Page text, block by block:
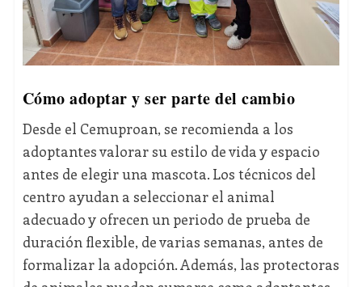
Cómo adoptar y ser parte del cambio
Desde el Cemuproan, se recomienda a los
adoptantes valorar su estilo de vida y espacio
antes de elegir una mascota. Los técnicos del
centro ayudan a seleccionar el animal
adecuado y ofrecen un periodo de prueba de
duración flexible, de varias semanas, antes de
formalizar la adopción. Además, las protectoras